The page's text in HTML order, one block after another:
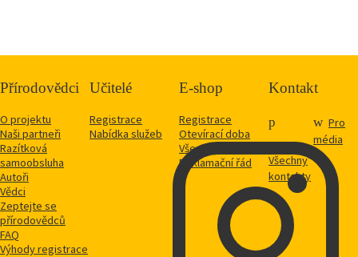
Přírodovědci
O projektu
Naši partneři
Razítková
samoobsluha
Autoři
Vědci
Zeptejte se
přírodovědců
FAQ
Výhody registrace
Učitelé
Registrace
Nabídka služeb
E-shop
Registrace
Otevírací doba
Vše o nákupu
Reklamační řád
Kontakt
Všechny
kontakty
Pro
média